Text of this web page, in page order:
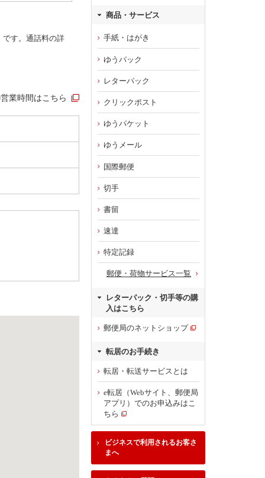
す。通話料の詳
業時間はこちら
商品・サービス
手紙・はがき
ゆうパック
レターパック
クリックポスト
ゆうパケット
ゆうメール
国際郵便
切手
書留
速達
特定記録
郵便・荷物サービス一覧
レターパック・切手等の購
入はこちら
郵便局のネットショップ
転居のお手続き
転居・転送サービスとは
e転居（Webサイト、郵便局
アプリ）でのお申込みはこ
ちら
ビジネスで利用されるお客さ
まへ